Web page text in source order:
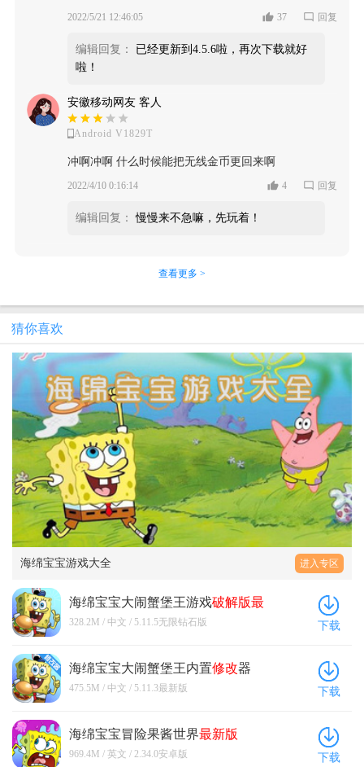
2022/5/21 12:46:05 37 回复
编辑回复：
已经更新到4.5.6啦，再次下载就好
啦！
安徽移动网友 客人
Android V1829T
冲啊冲啊 什么时候能把无线金币更回来啊
2022/4/10 0:16:14 4 回复
编辑回复： 慢慢来不急嘛，先玩着！
查看更多 >
猜你喜欢
海绵宝宝游戏大全 进入专区
海绵宝宝大闹蟹堡王游戏破解版最
新版(SpongeBob - Krusty Cook Off)
328.2M / 中文 / 5.11.5无限钻石版 下载
海绵宝宝大闹蟹堡王内置修改器
5.11.3 最新版
475.5M / 中文 / 5.11.3最新版 下载
海绵宝宝冒险果酱世界最新版
(SpongeBob Adventures) 2.34.0安卓
969.4M / 英文 / 2.34.0安卓版 下载